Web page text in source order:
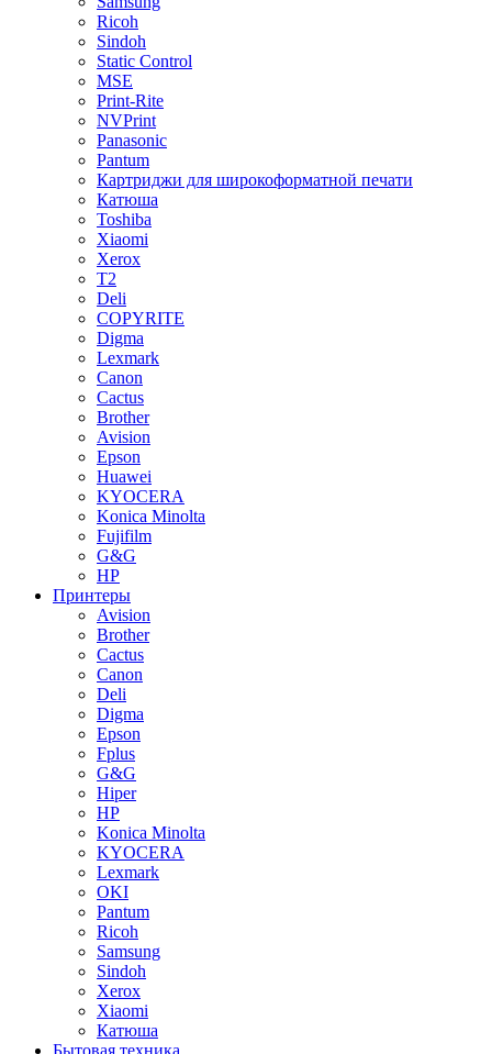
Ricoh
Sindoh
Static Control
MSE
Print-Rite
NVPrint
Panasonic
Pantum
Картриджи для широкоформатной печати
Катюша
Toshiba
Xiaomi
Xerox
T2
Deli
COPYRITE
Digma
Lexmark
Canon
Cactus
Brother
Avision
Epson
Huawei
KYOCERA
Konica Minolta
Fujifilm
G&G
HP
Принтеры
Avision
Brother
Cactus
Canon
Deli
Digma
Epson
Fplus
G&G
Hiper
HP
Konica Minolta
KYOCERA
Lexmark
OKI
Pantum
Ricoh
Samsung
Sindoh
Xerox
Xiaomi
Катюша